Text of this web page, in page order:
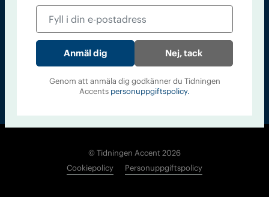
Accent
© Tidningen Accent 2026
Cookiepolicy
Personuppgiftspolicy
Nej, tack
Genom att anmäla dig godkänner du Tidningen
Accents personuppgiftspolicy.